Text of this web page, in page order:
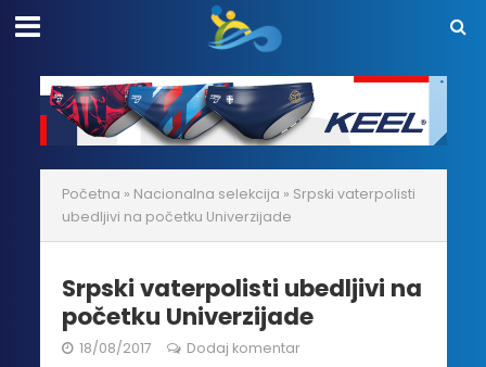
Početna » Nacionalna selekcija » Srpski vaterpolisti
ubedljivi na početku Univerzijade
Srpski vaterpolisti ubedljivi na
početku Univerzijade
18/08/2017 Dodaj komentar